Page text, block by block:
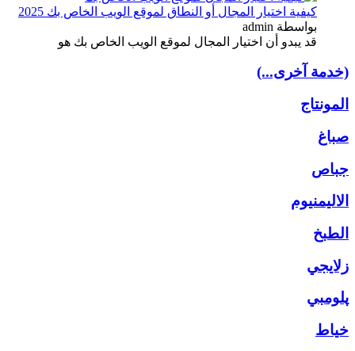
كيفية اختيار المجال أو النطاق لموقع الويب الخاص بك 2025
بواسطة admin
قد يبدو أن اختيار المجال لموقع الويب الخاص بك هو
(خدمة آخرى...)
المونتاج
صباغ
جباص
الاليمنيوم
الطبخ
زلايجي
پلومبي
خياط